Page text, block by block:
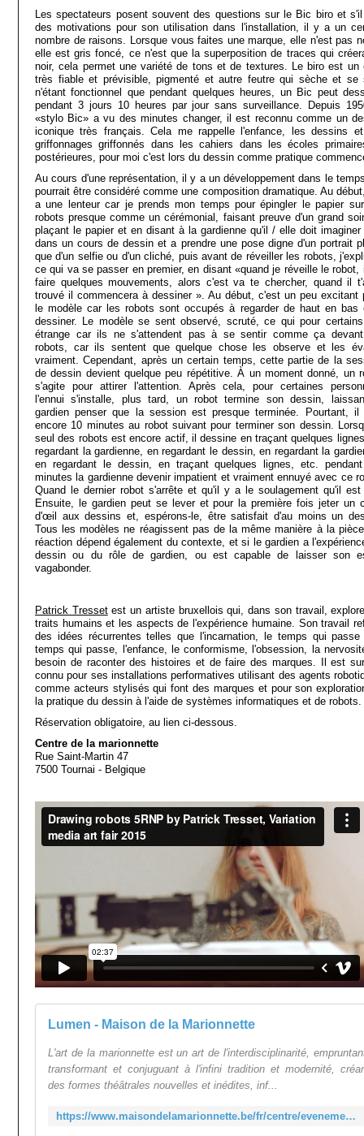
Les spectateurs posent souvent des questions sur le Bic biro et
des motivations pour son utilisation dans l'installation, il y a un
nombre de raisons. Lorsque vous faites une marque, elle n'est pas
elle est gris foncé, ce n'est que la superposition de traces qui
noir, cela permet une variété de tons et de textures. Le biro est un
très fiable et prévisible, pigmenté et autre feutre qui sèche et se
n'étant fonctionnel que pendant quelques heures, un Bic peut
pendant 3 jours 10 heures par jour sans surveillance. Depuis
«stylo Bic» a vu des minutes changer, il est reconnu comme un
iconique très français. Cela me rappelle l'enfance, les dessins
griffonnages griffonnés dans les cahiers dans les écoles
postérieures, pour moi c'est lors du dessin comme pratique
Au cours d'une représentation, il y a un développement dans le
pourrait être considéré comme une composition dramatique. Au
a une lenteur car je prends mon temps pour épingler le papier
robots presque comme un cérémonial, faisant preuve d'un grand
plaçant le papier et en disant à la gardienne qu'il / elle doit imaginer
dans un cours de dessin et a prendre une pose digne d'un portrait
que d'un selfie ou d'un cliché, puis avant de réveiller les robots,
ce qui va se passer en premier, en disant «quand je réveille le robot,
faire quelques mouvements, alors c'est va te chercher, quand il
trouvé il commencera à dessiner ». Au début, c'est un peu excitant
le modèle car les robots sont occupés à regarder de haut en bas
dessiner. Le modèle se sent observé, scruté, ce qui pour
étrange car ils ne s'attendent pas à se sentir comme ça
robots, car ils sentent que quelque chose les observe et les
vraiment. Cependant, après un certain temps, cette partie de la
de dessin devient quelque peu répétitive. À un moment donné, un
s'agite pour attirer l'attention. Après cela, pour certaines
l'ennui s'installe, plus tard, un robot termine son dessin,
gardien penser que la session est presque terminée. Pourtant, il
encore 10 minutes au robot suivant pour terminer son dessin.
seul des robots est encore actif, il dessine en traçant quelques
regardant la gardienne, en regardant le dessin, en regardant la
en regardant le dessin, en traçant quelques lignes, etc.
minutes la gardienne devenir impatient et vraiment ennuyé avec ce
Quand le dernier robot s'arrête et qu'il y a le soulagement qu'il
Ensuite, le gardien peut se lever et pour la première fois jeter un
d'œil aux dessins et, espérons-le, être satisfait d'au moins un
Tous les modèles ne réagissent pas de la même manière à la
réaction dépend également du contexte, et si le gardien a
dessin ou du rôle de gardien, ou est capable de laisser son
vagabonder.
Patrick Tressetest un artiste bruxellois qui, dans son travail,
traits humains et les aspects de l'expérience humaine. Son travail
des idées récurrentes telles que l'incarnation, le temps qui
temps qui passe, l'enfance, le conformisme, l'obsession, la
besoin de raconter des histoires et de faire des marques. Il est
connu pour ses installations performatives utilisant des agents
comme acteurs stylisés qui font des marques et pour son
la pratique du dessin à l'aide de systèmes informatiques et de robots.
Réservation obligatoire, au lien ci-dessous.
Centre de la marionnette
Rue Saint-Martin 47
7500 Tournai - Belgique
Lumen - Maison de la Marionnette
L'art de la marionnette est un art de l'interdisciplinarité,
transformant et conjuguant à l'infini tradition et modernité,
des formes théâtrales nouvelles et inédites, inf...
https://www.maisondelamarionnette.be/fr/centre/evenements-1/lumen/